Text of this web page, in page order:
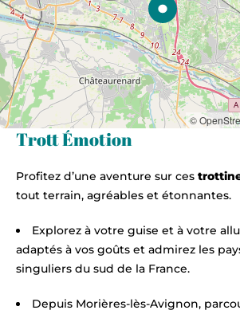
©
Trott Émotion
Profitez d’une aventure sur ces
tout terrain, agréables et étonnantes.
Explorez à votre guise et à votre
adaptés à vos goûts et admirez les
singuliers du sud de la France.
Depuis Morières-lès-Avignon,